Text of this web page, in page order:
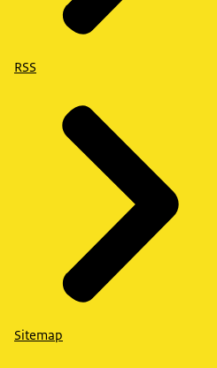
RSS
Sitemap